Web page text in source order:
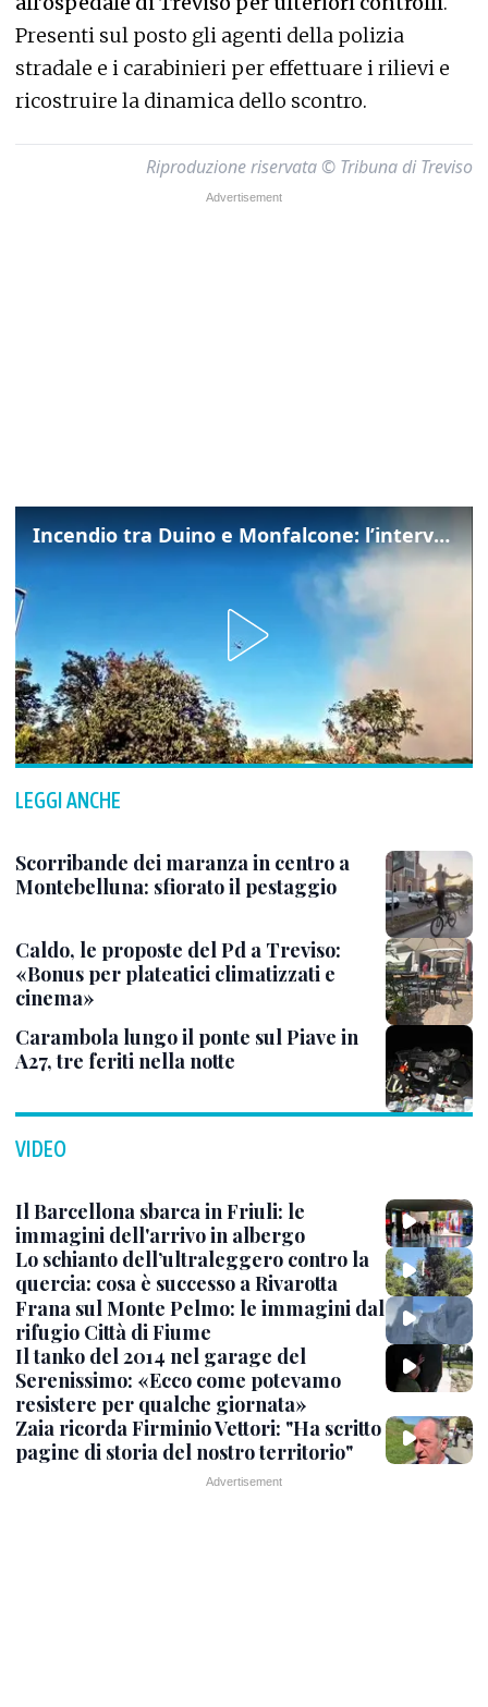
Presenti sul posto gli agenti della polizia
stradale e i carabinieri per effettuare i rilievi e
ricostruire la dinamica dello scontro.
Riproduzione riservata © Tribuna di Treviso
Incendio tra Duino e Monfalcone: l’intervento dei vigili del fuoco
LEGGI ANCHE
Scorribande dei maranza in centro a
Montebelluna: sfiorato il pestaggio
Caldo, le proposte del Pd a Treviso:
«Bonus per plateatici climatizzati e
cinema»
Carambola lungo il ponte sul Piave in
A27, tre feriti nella notte
VIDEO
Il Barcellona sbarca in Friuli: le
immagini dell'arrivo in albergo
Lo schianto dell’ultraleggero contro la
quercia: cosa è successo a Rivarotta
Frana sul Monte Pelmo: le immagini dal
rifugio Città di Fiume
Il tanko del 2014 nel garage del
Serenissimo: «Ecco come potevamo
resistere per qualche giornata»
Zaia ricorda Firminio Vettori: "Ha scritto
pagine di storia del nostro territorio"